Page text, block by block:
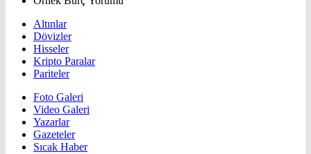
Altınlar
Dövizler
Hisseler
Kripto Paralar
Pariteler
Foto Galeri
Video Galeri
Yazarlar
Gazeteler
Sıcak Haber